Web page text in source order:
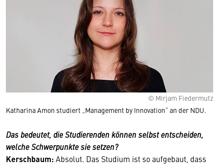
© Mirjam Fiedermutz
Katharina Amon studiert „Management by Innovation“ an der NDU.
Das bedeutet, die Studierenden können selbst entscheiden,
welche Schwerpunkte sie setzen?
Kerschbaum: Absolut. Das Studium ist so aufgebaut, dass